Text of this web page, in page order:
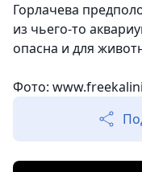
Горлачева
из чьего-то
опасна и для
Фото: